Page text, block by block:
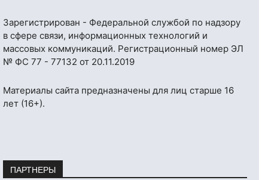
Зарегистрирован - Федеральной службой по надзору
в сфере связи, информационных технологий и
массовых коммуникаций. Регистрационный номер ЭЛ
№ ФС 77 - 77132 от 20.11.2019
Материалы сайта предназначены для лиц старше 16
лет (16+).
ПАРТНЕРЫ